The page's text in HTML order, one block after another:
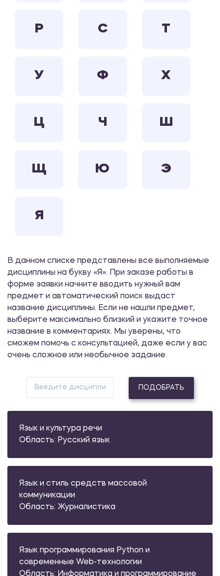
Р С Т
У Ф Х
Ц Ч Ш
Щ Ю Э
Я
В данном списке представлены все выполняемые
дисциплины на букву «Я». При заказе работы в
форме заявки начните вводить нужный вам
предмет и автоматический поиск выдаст
название дисциплины. Если не нашли предмет,
выберите максимально близкий и укажите точное
название в комментариях. Мы уверены, что
сможем помочь с консультацией, даже если у вас
очень сложное или необычное задание.
ПОДОБРАТЬ
Язык и культура речи
Область: Русский язык
Язык и стиль средств массовой
коммуникации
Область: Журналистика
Язык программирования Python и
современные Web-технологии
Область: Информатика и программирование